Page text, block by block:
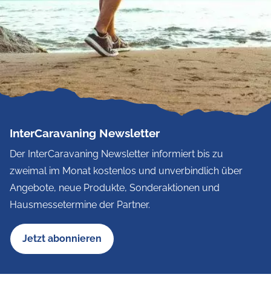
InterCaravaning Newsletter
Der InterCaravaning Newsletter informiert bis zu
zweimal im Monat kostenlos und unverbindlich über
Angebote, neue Produkte, Sonderaktionen und
Hausmessetermine der Partner.
Jetzt abonnieren